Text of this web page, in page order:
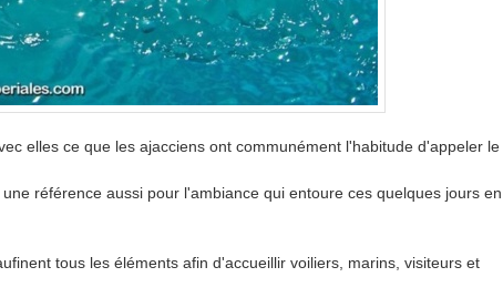
elles ce que les ajacciens ont communément l'habitude d'appeler le
référence aussi pour l'ambiance qui entoure ces quelques jours en
tous les éléments afin d'accueillir voiliers, marins, visiteurs et